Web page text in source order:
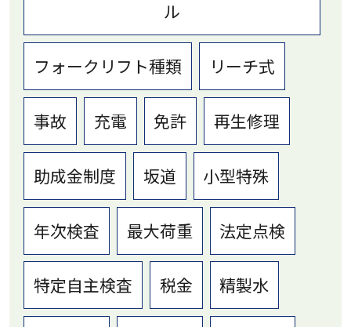
ル
フォークリフト種類 リーチ式
事故 充電 免許 再生修理
助成金制度 坂道 小型特殊
年次検査 最大荷重 法定点検
特定自主検査 税金 精製水